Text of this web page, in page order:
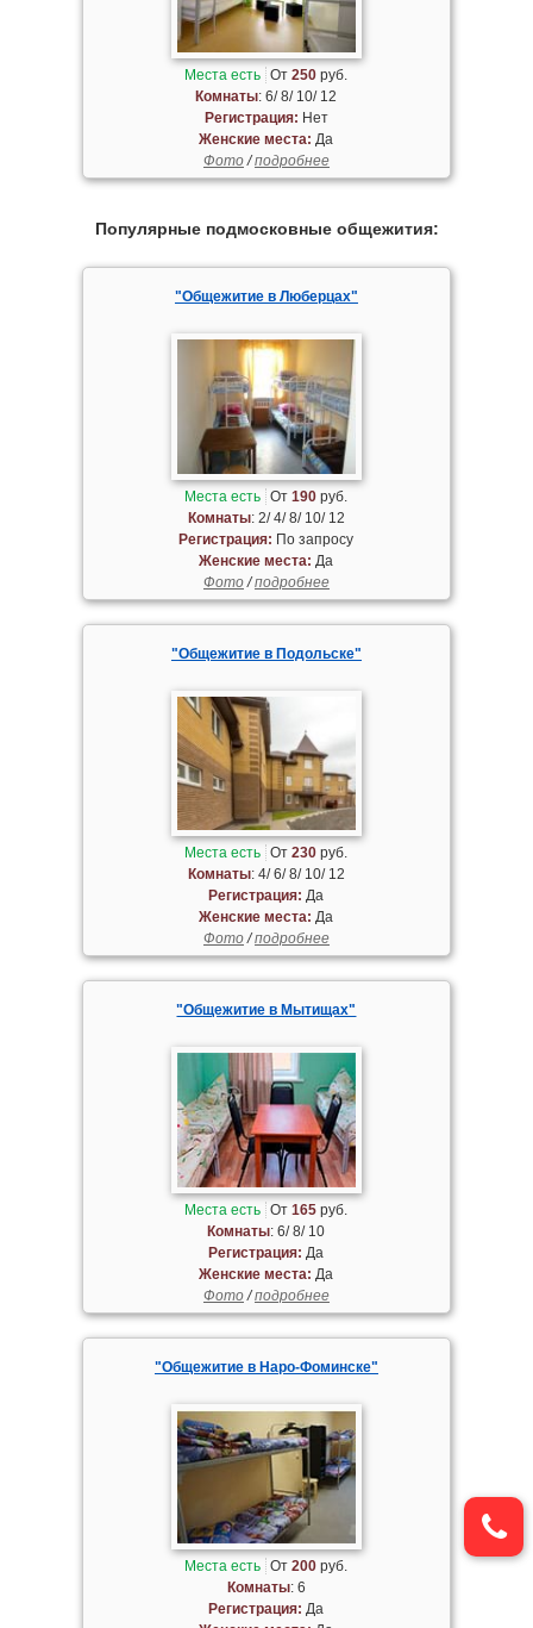
Места есть От250 руб.
Комнаты: 6/ 8/ 10/ 12
Регистрация: Нет
Женские места: Да
Фото/подробнее
Популярные подмосковные общежития:
"Общежитие в Люберцах"
Места есть От190 руб.
Комнаты: 2/ 4/ 8/ 10/ 12
Регистрация: По запросу
Женские места: Да
Фото/подробнее
"Общежитие в Подольске"
Места есть От230 руб.
Комнаты: 4/ 6/ 8/ 10/ 12
Регистрация: Да
Женские места: Да
Фото/подробнее
"Общежитие в Мытищах"
Места есть От165 руб.
Комнаты: 6/ 8/ 10
Регистрация: Да
Женские места: Да
Фото/подробнее
"Общежитие в Наро-Фоминске"
Места есть От200 руб.
Комнаты: 6
Регистрация: Да